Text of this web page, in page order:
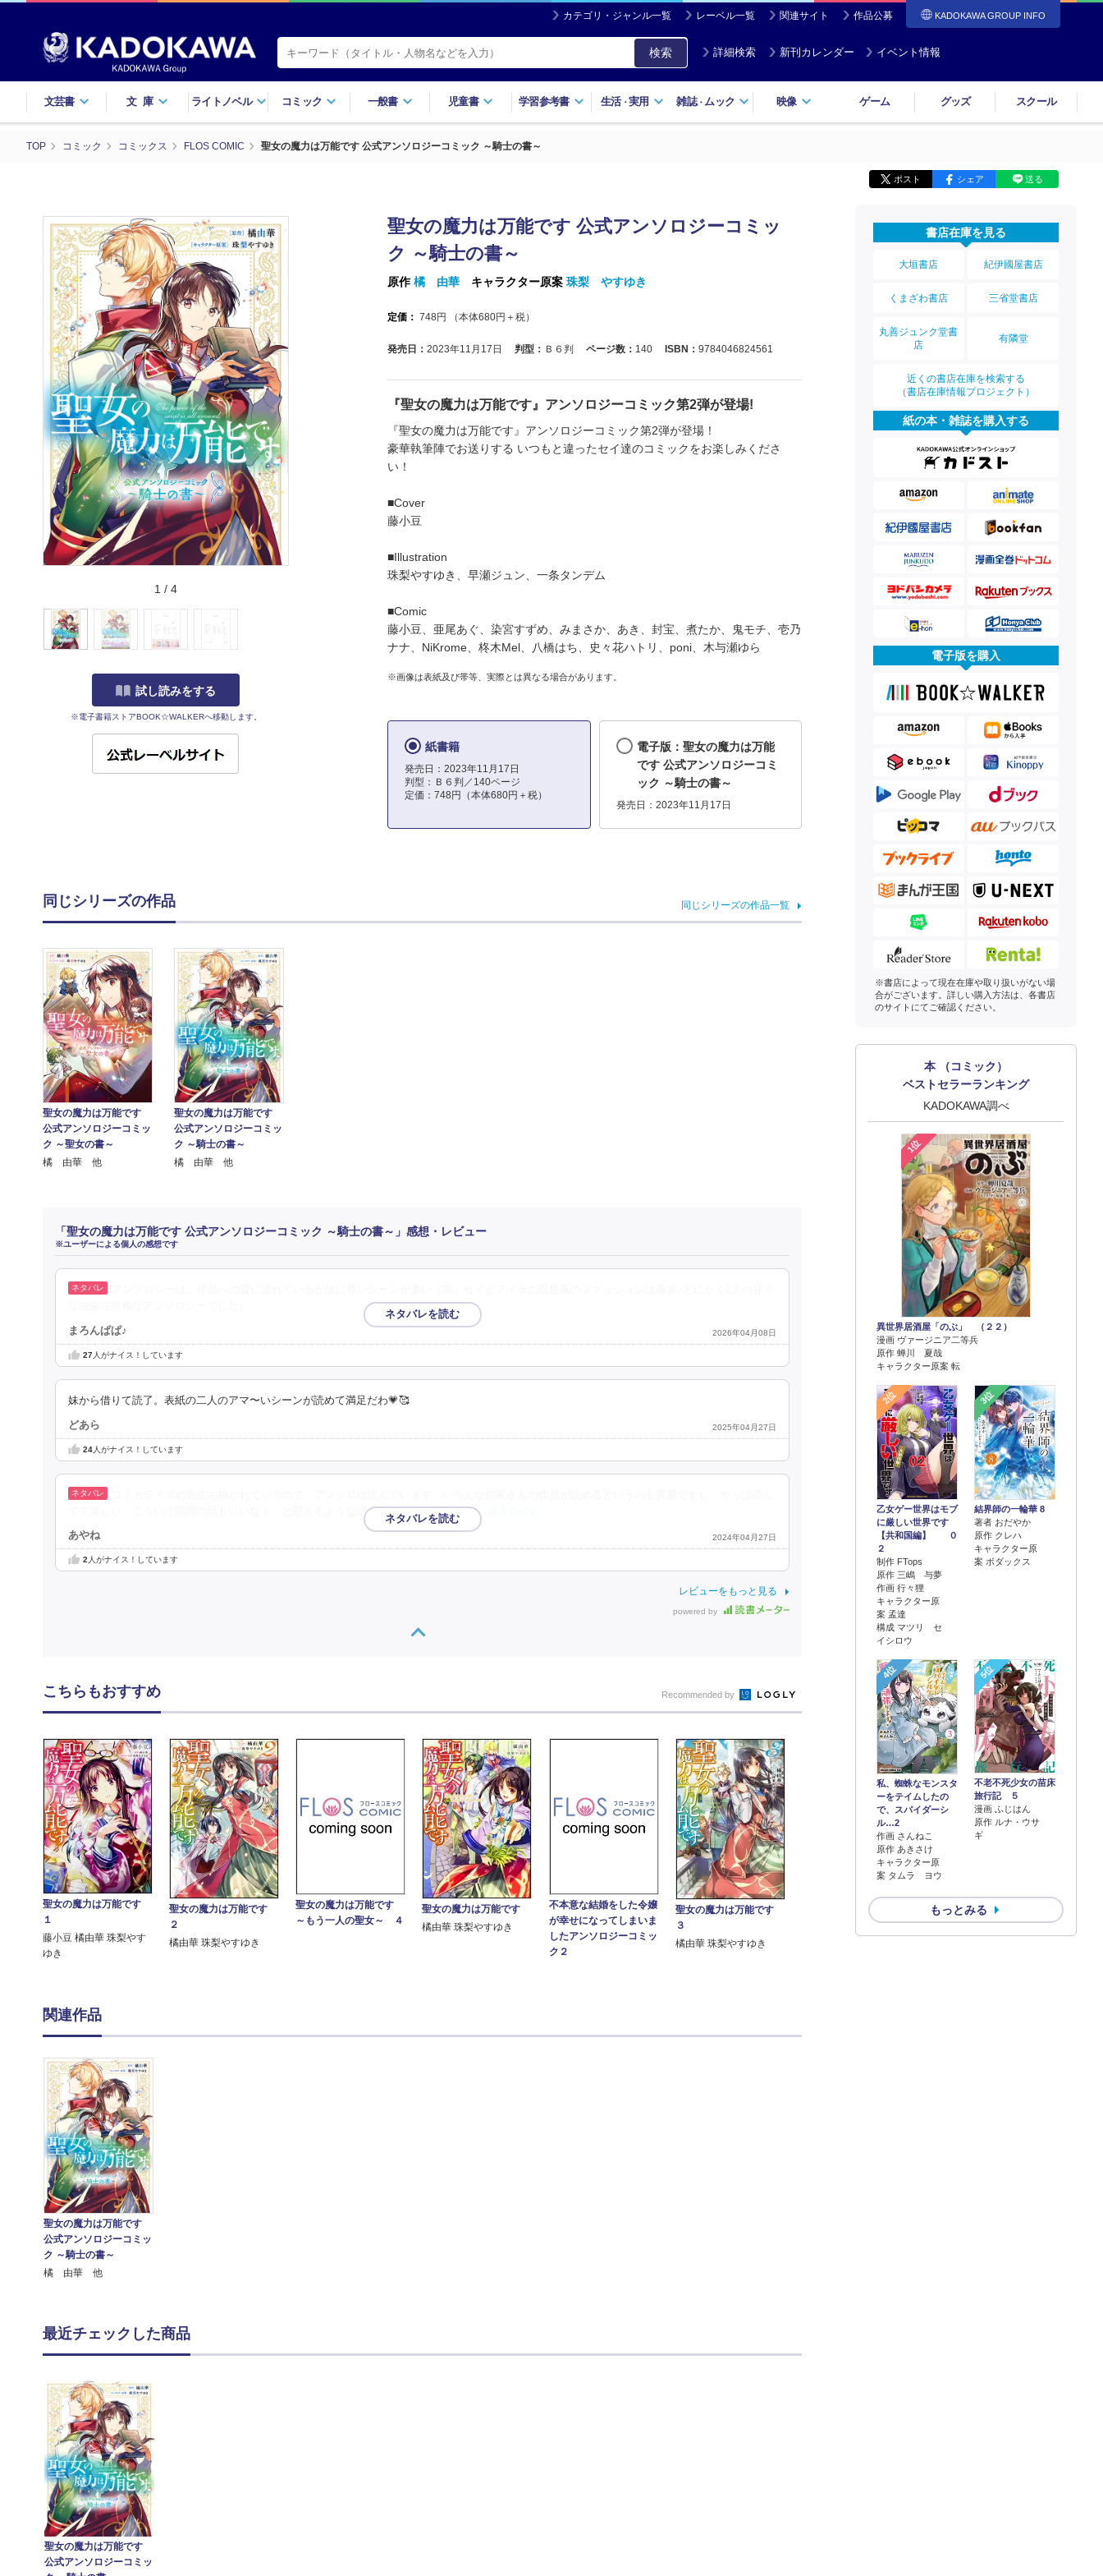
カテゴリ・ジャンル一覧 レーベル一覧 関連サイト 作品公募 KADOKAWA GROUP INFO
検索 詳細検索 新刊カレンダー イベント情報
文芸書 文庫 ライトノベル コミック 一般書 児童書 学習参考書 生活・実用 雑誌・ ムック 映像 ゲーム グッズ スクール
TOP コミック コミックス FLOS COMIC 聖女の魔力は万能です 公式アンソロジーコミック ～騎士の書～
ポスト シェア 送る
1 / 4
試し読みをする
※電子書籍ストアBOOK☆WALKERへ移動します。
聖女の魔力は万能です 公式アンソロジーコミッ
ク ～騎士の書～
原作橘 由華 キャラクター原案 珠梨 やすゆき
定価： 748円 （本体680円＋税）
発売日： 2023年11月17日 判型： Ｂ６判 ページ数： 140 ISBN： 9784046824561
『聖女の魔力は万能です』アンソロジーコミック第2弾が登場!
『聖女の魔力は万能です』アンソロジーコミック第2弾が登場！
豪華執筆陣でお送りする いつもと違ったセイ達のコミックをお楽しみくださ
い！
■Cover
藤小豆
■Illustration
珠梨やすゆき、早瀬ジュン、一条タンデム
■Comic
藤小豆、亜尾あぐ、染宮すずめ、みまさか、あき、封宝、煮たか、鬼モチ、壱乃
ナナ、NiKrome、柊木Mel、八橋はち、史々花ハトリ、poni、木与瀬ゆら
※画像は表紙及び帯等、実際とは異なる場合があります。
紙書籍
発売日：2023年11月17日
判型：Ｂ６判／140ページ
定価：748円（本体680円＋税）
電子版：聖女の魔力は万能
です 公式アンソロジーコミ
ック ～騎士の書～
発売日：2023年11月17日
同じシリーズの作品 同じシリーズの作品一覧
聖女の魔力は万能です
公式アンソロジーコミッ
ク ～聖女の書～
橘 由華 他
聖女の魔力は万能です
公式アンソロジーコミッ
ク ～騎士の書～
橘 由華 他
「聖女の魔力は万能です 公式アンソロジーコミック ～騎士の書～」感想・レビュー
※ユーザーによる個人の感想です
まろんぱぱ♪ 2026年04月08日
27人がナイス！しています
妹から借りて読了。表紙の二人のアマ〜いシーンが読めて満足だわ💗🥰
どあら 2025年04月27日
24人がナイス！しています
でて楽しい。こういう隙間の話もいいな！ と思えるような話もあっていいです。ク …続きを読む
あやね 2024年04月27日
2 人がナイス！しています
レビューをもっと見る
powered by
書店在庫を見る
大垣書店 紀伊國屋書店
くまざわ書店 三省堂書店
丸善ジュンク堂書
店
有隣堂
近くの書店在庫を検索する
（書店在庫情報プロジェクト）
紙の本・雑誌を購入する
電子版を購入
※書店によって現在在庫や取り扱いがない場
合がございます。詳しい購入方法は、各書店
のサイトにてご確認ください。
本 （コミック）
ベストセラーランキング
KADOKAWA調べ
1位
異世界居酒屋「のぶ」 （２２）
漫画 ヴァージニア二等兵
原作 蝉川 夏哉
キャラクター原案 転
2位
乙女ゲー世界はモブ
に厳しい世界です
【共和国編】 ０
２
制作 FTops
原作 三嶋 与夢
作画 行々狸
キャラクター原
案 孟達
構成 マツリ セ
イシロウ
3位
結界師の一輪華 8
著者 おだやか
原作 クレハ
キャラクター原
案 ボダックス
4位
私、蜘蛛なモンスタ
ーをテイムしたの
で、スパイダーシ
ル…2
作画 さんねこ
原作 あきさけ
キャラクター原
案 タムラ ヨウ
5位
不老不死少女の苗床
旅行記 ５
漫画 ふじはん
原作 ルナ・ウサ
ギ
もっとみる
こちらもおすすめ Recommended by
聖女の魔力は万能です
１
藤小豆 橘由華 珠梨やす
ゆき
聖女の魔力は万能です
２
橘由華 珠梨やすゆき
聖女の魔力は万能です
～もう一人の聖女～ ４
聖女の魔力は万能です
橘由華 珠梨やすゆき
不本意な結婚をした令嬢
が幸せになってしまいま
したアンソロジーコミッ
ク２
聖女の魔力は万能です
３
橘由華 珠梨やすゆき
関連作品
聖女の魔力は万能です
公式アンソロジーコミッ
ク ～騎士の書～
橘 由華 他
最近チェックした商品
聖女の魔力は万能です
公式アンソロジーコミッ